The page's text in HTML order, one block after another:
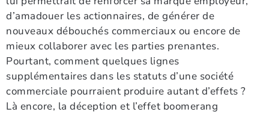
d’amadouer les actionnaires, de générer de
nouveaux débouchés commerciaux ou encore de
mieux collaborer avec les parties prenantes.
Pourtant, comment quelques lignes
supplémentaires dans les statuts d’une société
commerciale pourraient produire autant d’effets ?
Là encore, la déception et l’effet boomerang